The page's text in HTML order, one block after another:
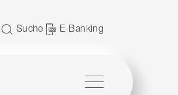
Suche E-Banking